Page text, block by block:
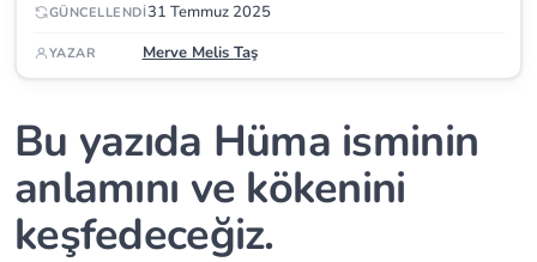
GÜNCELLENDI31 Temmuz 2025
YAZAR Merve Melis Taş
Bu yazıda Hüma isminin
anlamını ve kökenini
keşfedeceğiz.